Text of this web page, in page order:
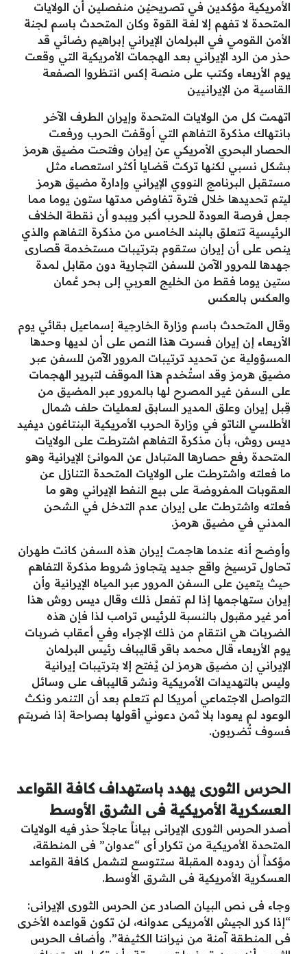
الأمريكية مؤكدين في تصريحيْن منفصلين أن الولايات
المتحدة لا تفهم إلا لغة القوة وكان المتحدث باسم لجنة
الأمن القومي في البرلمان الإيراني إبراهيم رضائي قد
حذر من الرد الإيراني بعد الهجمات الأمريكية التي وقعت
يوم الأربعاء وكتب على منصة إكس انتظروا الصفعة
القاسية من الإيرانيين
اتهمت كل من الولايات المتحدة وإيران الطرف الآخر
بانتهاك مذكرة التفاهم التي أوقفت الحرب ورفعت
الحصار البحري الأمريكي عن إيران وفتحت مضيق هرمز
بشكل نسبي لكنها تركت قضايا أكثر استعصاء مثل
مستقبل البرنامج النووي الإيراني وإدارة مضيق هرمز
ليتم تحديدها خلال فترة تفاوض مدتها ستون يوما مما
جعل فرصة العودة للحرب أكبر ويبدو أن نقطة الخلاف
الرئيسية تتعلق بالبند الخامس من مذكرة التفاهم والذي
ينص على أن إيران ستقوم بترتيبات مستخدمة قصارى
جهدها للمرور الآمن للسفن التجارية دون مقابل لمدة
ستين يوما فقط من الخليج العربي إلى بحر عُمان
والعكس بالعكس
وقال المتحدث باسم وزارة الخارجية إسماعيل بقائي يوم
الأربعاء إن إيران فسرت هذا النص على أن لديها وحدها
المسؤولية عن تحديد ترتيبات المرور الآمن للسفن عبر
مضيق هرمز وقد استُخدم هذا الموقف لتبرير الهجمات
على السفن غير المصرح لها بالمرور عبر المضيق من
قِبل إيران وعلق المدير السابق لعمليات حلف شمال
الأطلسي الناتو في وزارة الحرب الأمريكية البنتاغون ديفيد
ديس روش، بأن مذكرة التفاهم اشترطت على الولايات
المتحدة رفع حصارها المتبادل عن الموانئ الإيرانية وهو
ما فعلته واشترطت على الولايات المتحدة التنازل عن
العقوبات المفروضة على بيع النفط الإيراني وهو ما
فعلته واشترطت على إيران عدم التدخل في الشحن
المدني في مضيق هرمز.
وأوضح أنه عندما هاجمت إيران هذه السفن كانت طهران
تحاول ترسيخ واقع جديد يتجاوز شروط مذكرة التفاهم
حيث يتعين على السفن المرور عبر المياه الإيرانية وأن
إيران ستهاجمها إذا لم تفعل ذلك وقال ديس روش هذا
أمر غير مقبول بالنسبة للرئيس ترامب لذا فإن هذه
الضربات هي انتقام من ذلك الإجراء وفي أعقاب ضربات
يوم الأربعاء قال محمد باقر قاليباف رئيس البرلمان
الإيراني إن مضيق هرمز لن يُفتح إلا بترتيبات إيرانية
وليس بالتهديدات الأمريكية ونشر قاليباف على وسائل
التواصل الاجتماعي أمريكا لم تتعلم بعد أن التنمر ونكث
الوعود لم يعودا بلا ثمن دعوني أقولها بصراحة إذا ضربتم
فسوف تُضربون.
الحرس الثورى يهدد باستهداف كافة القواعد
العسكرية الأمريكية فى الشرق الأوسط
أصدر الحرس الثورى الإيرانى بياناً عاجلاً حذر فيه الولايات
المتحدة الأمريكية من تكرار أى “عدوان” فى المنطقة،
مؤكداً أن ردوده المقبلة ستتوسع لتشمل كافة القواعد
العسكرية الأمريكية فى الشرق الأوسط.
وجاء فى نص البيان الصادر عن الحرس الثورى الإيرانى:
“إذا كرر الجيش الأمريكى عدوانه، لن تكون قواعده الأخرى
فى المنطقة آمنة من نيراننا الكثيفة”. وأضاف الحرس